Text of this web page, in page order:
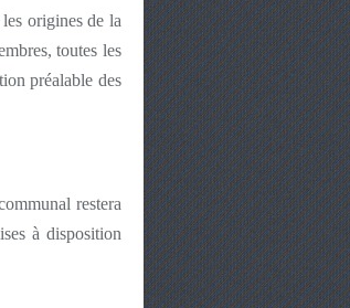
origines de la
toutes les
préalable des
restera
à disposition